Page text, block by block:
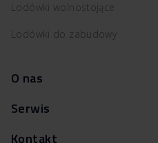
Lodówki wolnostojące
Lodówki do zabudowy
O nas
Serwis
Kontakt